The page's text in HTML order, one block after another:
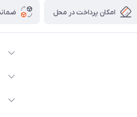
امکان پرداخت در محل